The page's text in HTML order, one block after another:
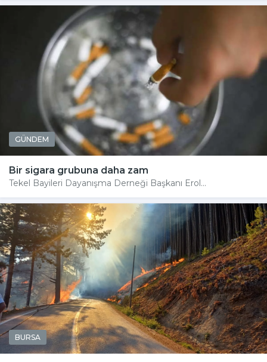
GÜNDEM
Bir sigara grubuna daha zam
Tekel Bayileri Dayanışma Derneği Başkanı Erol...
BURSA